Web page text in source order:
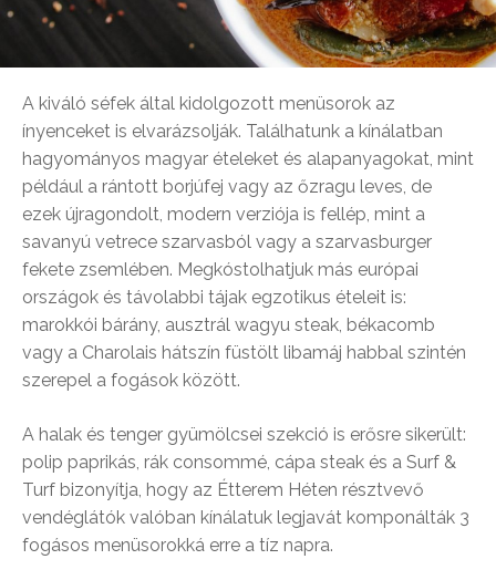
A kiváló séfek által kidolgozott menüsorok az
ínyenceket is elvarázsolják. Találhatunk a kínálatban
hagyományos magyar ételeket és alapanyagokat, mint
például a rántott borjúfej vagy az őzragu leves, de
ezek újragondolt, modern verziója is fellép, mint a
savanyú vetrece szarvasból vagy a szarvasburger
fekete zsemlében. Megkóstolhatjuk más európai
országok és távolabbi tájak egzotikus ételeit is:
marokkói bárány, ausztrál wagyu steak, békacomb
vagy a Charolais hátszín füstölt libamáj habbal szintén
szerepel a fogások között.
A halak és tenger gyümölcsei szekció is erősre sikerült:
polip paprikás, rák consommé, cápa steak és a Surf &
Turf bizonyítja, hogy az Étterem Héten résztvevő
vendéglátók valóban kínálatuk legjavát komponálták 3
fogásos menüsorokká erre a tíz napra.